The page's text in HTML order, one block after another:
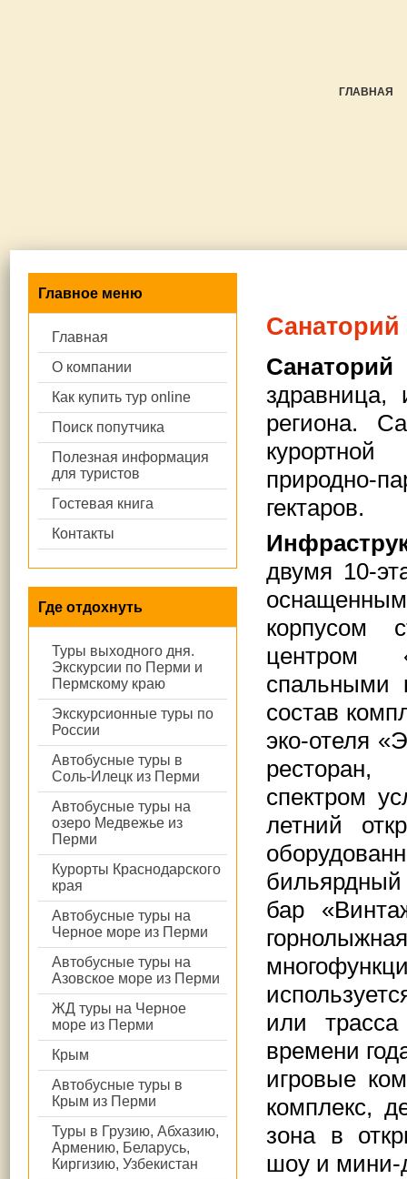
ГЛАВНАЯ
Главное меню
Главная
О компании
Как купить тур online
Поиск попутчика
Полезная информация
для туристов
Гостевая книга
Контакты
Где отдохнуть
Туры выходного дня.
Экскурсии по Перми и
Пермскому краю
Экскурсионные туры по
России
Автобусные туры в
Соль-Илецк из Перми
Автобусные туры на
озеро Медвежье из
Перми
Курорты Краснодарского
края
Автобусные туры на
Черное море из Перми
Автобусные туры на
Азовское море из Перми
ЖД туры на Черное
море из Перми
Крым
Автобусные туры в
Крым из Перми
Туры в Грузию, Абхазию,
Армению, Беларусь,
Киргизию, Узбекистан
здравница,
региона.
природно-
гектаров.
двумя 10-
корпусом
центром
спальными
состав
эко-отеля
ресторан,
спектром
летний
бар
или
времени
игровые
комплекс,
зона в
шоу и мини-